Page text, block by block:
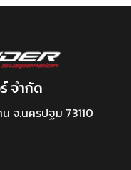
จำกัด
จ.นครปฐม 73110